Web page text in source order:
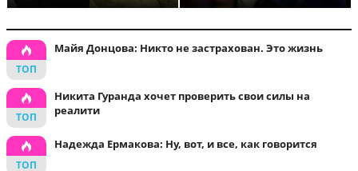
Майя Донцова: Никто не застрахован. Это жизнь
Никита Гуранда хочет проверить свои силы на
реалити
Надежда Ермакова: Ну, вот, и все, как говорится